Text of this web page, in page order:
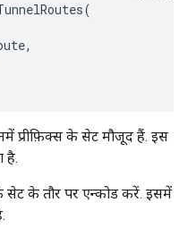
प्रीफ़िक्स के सेट मौजूद हैं. इस
है.
सेट के तौर पर एन्कोड करें. इसमें